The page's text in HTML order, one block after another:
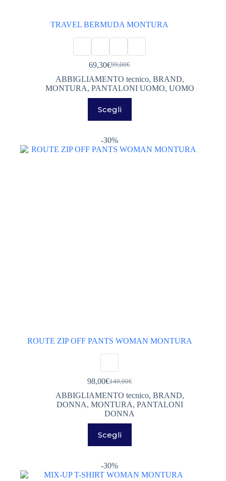
TRAVEL BERMUDA MONTURA
99,00€
Il
prezzo
originale
era:
99,00€.
69,30€Il
prezzo
attuale
è:
69,30€.
ABBIGLIAMENTO tecnico, BRAND,
MONTURA, PANTALONI UOMO, UOMO
Scegli
prodotto
ha
varianti.
Le
-30%
ROUTE ZIP OFF PANTS WOMAN MONTURA
140,00€
Il
prezzo
originale
era:
140,00€.
98,00€Il
prezzo
attuale
è:
98,00€.
ABBIGLIAMENTO tecnico, BRAND,
DONNA, MONTURA, PANTALONI
DONNA
Scegli
prodotto
ha
varianti.
Le
-30%